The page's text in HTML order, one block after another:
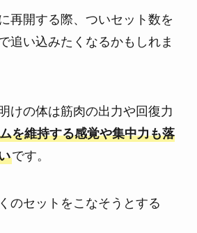
再開する際、ついセット数を
追い込みたくなるかもしれま
けの体は筋肉の出力や回復力
を維持する感覚や集中力も落
です。
のセットをこなそうとする